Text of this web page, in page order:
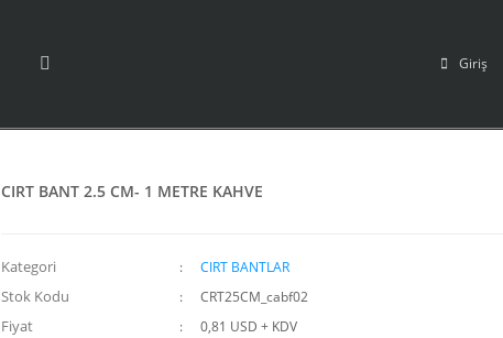
Giriş
CIRT BANT 2.5 CM- 1 METRE KAHVE
Kategori CIRT BANTLAR
Stok Kodu CRT25CM_cabf02
Fiyat
0,81 USD + KDV